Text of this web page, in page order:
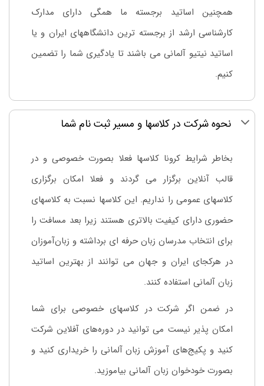
همچنین اساتید برجسته ما همگی دارای مدارک
کارشناسی ارشد از برجسته ترین دانشگاههای ایران و یا
اساتید نیتیو آلمانی می باشند تا یادگیری شما را تضمین
کنیم.
نحوه شرکت در کلاسها و مسیر ثبت نام شما
بخاطر شرایط کرونا کلاسها فعلا بصورت خصوصی و در
قالب آنلاین برگزار می گردند و فعلا امکان برگزاری
کلاسهای عمومی را نداریم. این کلاسها نسبت به کلاسهای
حضوری دارای کیفیت بالاتری هستند زیرا بعد مسافت را
برای انتخاب مدرسان زبان حرفه ای برداشته و زبان‌آموزان
در هرکجای ایران و جهان می توانند از بهترین اساتید
زبان آلمانی استفاده کنند.
در ضمن اگر شرکت در کلاسهای خصوصی برای شما
امکان پذیر نیست می توانید در دوره‌های آفلاین شرکت
کنید و پکیج‌های آموزش زبان آلمانی را خریداری کنید و
بصورت خودخوان زبان آلمانی بیاموزید.